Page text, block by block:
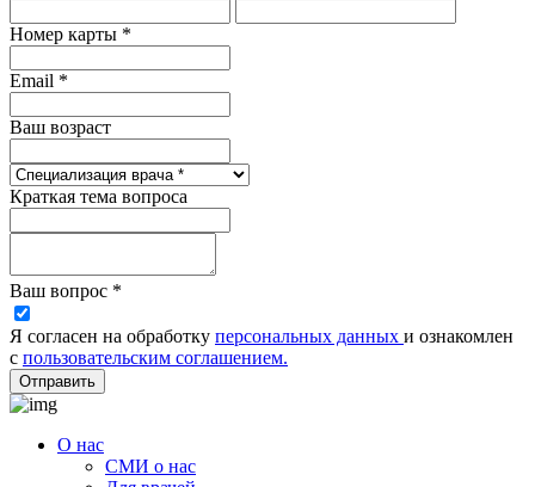
Номер карты *
Email *
Ваш возраст
Краткая тема вопроса
Ваш вопрос *
Я согласен на обработку персональных данных и ознакомлен
с пользовательским соглашением.
Отправить
О нас
СМИ о нас